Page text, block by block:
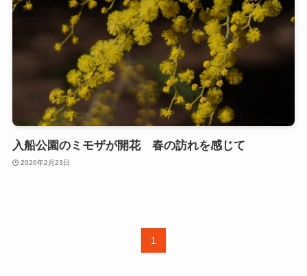
入船公園のミモザが開花 春の訪れを感じて
2026年2月23日
1